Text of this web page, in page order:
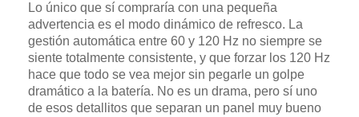
Lo único que sí compraría con una pequeña
advertencia es el modo dinámico de refresco. La
gestión automática entre 60 y 120 Hz no siempre se
siente totalmente consistente, y que forzar los 120 Hz
hace que todo se vea mejor sin pegarle un golpe
dramático a la batería. No es un drama, pero sí uno
de esos detallitos que separan un panel muy bueno